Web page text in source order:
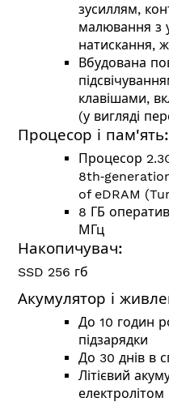
зусиллям,
малювання з
натискання,
Вбудована
клавішами,
(у вигляді
Процесор і пам'ять:
Процесор
of eDRAM
8 ГБ
МГц
Накопичувач:
SSD 256 гб
Акумулятор і
До 10 годин
підзарядки
До 30 днів в
Літієвий